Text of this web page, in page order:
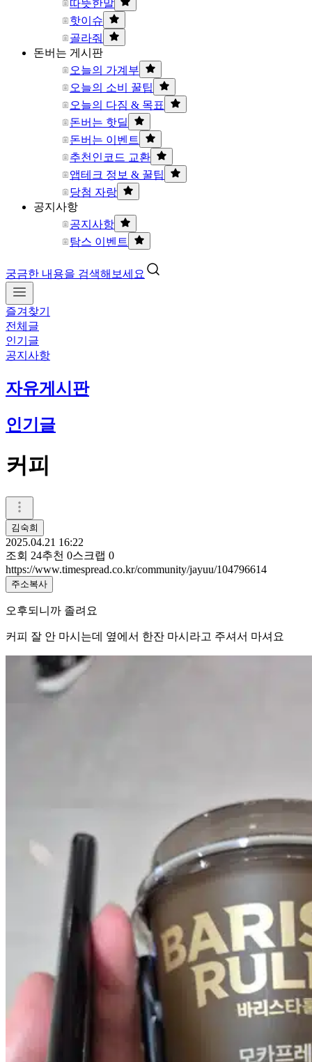
따뜻한말
핫이슈
골라줘
돈버는 게시판
오늘의 가계부
오늘의 소비 꿀팁
오늘의 다짐 & 목표
돈버는 핫딜
돈버는 이벤트
추천인코드 교환
앱테크 정보 & 꿀팁
당첨 자랑
공지사항
공지사항
탐스 이벤트
궁금한 내용을 검색해보세요
즐겨찾기
전체글
인기글
공지사항
자유게시판
인기글
커피
김숙희
2025.04.21 16:22
조회 24추천 0스크랩 0
https://www.timespread.co.kr/community/jayuu/104796614
주소복사
오후되니까 졸려요
커피 잘 안 마시는데 옆에서 한잔 마시라고 주셔서 마셔요